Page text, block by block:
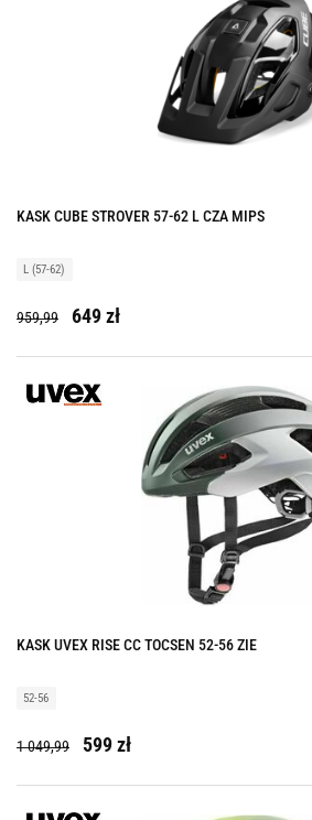
KASK CUBE STROVER 57-62 L CZA MIPS
L (57-62)
959,99 649 zł
KASK UVEX RISE CC TOCSEN 52-56 ZIE
52-56
1 049,99 599 zł